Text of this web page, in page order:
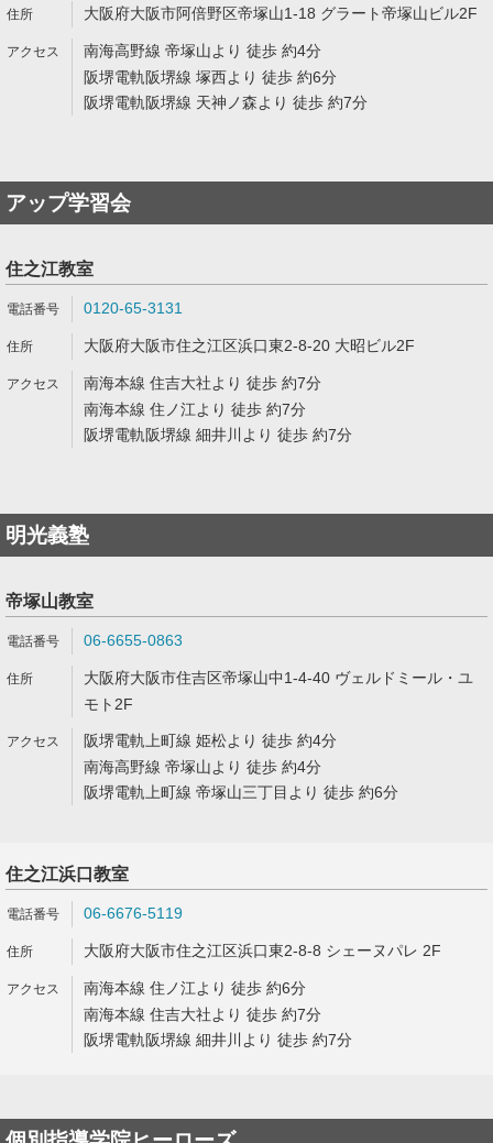
大阪府大阪市阿倍野区帝塚山1-18 グラート帝塚山ビル2F
南海高野線 帝塚山より 徒歩 約4分
阪堺電軌阪堺線 塚西より 徒歩 約6分
阪堺電軌阪堺線 天神ノ森より 徒歩 約7分
アップ学習会
住之江教室
0120-65-3131
大阪府大阪市住之江区浜口東2-8-20 大昭ビル2F
南海本線 住吉大社より 徒歩 約7分
南海本線 住ノ江より 徒歩 約7分
阪堺電軌阪堺線 細井川より 徒歩 約7分
明光義塾
帝塚山教室
06-6655-0863
大阪府大阪市住吉区帝塚山中1-4-40 ヴェルドミール・ユ
モト2F
阪堺電軌上町線 姫松より 徒歩 約4分
南海高野線 帝塚山より 徒歩 約4分
阪堺電軌上町線 帝塚山三丁目より 徒歩 約6分
住之江浜口教室
06-6676-5119
大阪府大阪市住之江区浜口東2-8-8 シェーヌパレ 2F
南海本線 住ノ江より 徒歩 約6分
南海本線 住吉大社より 徒歩 約7分
阪堺電軌阪堺線 細井川より 徒歩 約7分